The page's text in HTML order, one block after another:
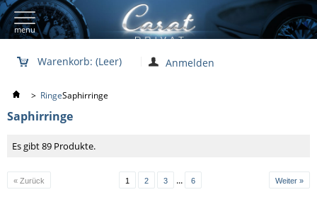
menu
Warenkorb: (Leer) Anmelden
> RingeSaphirringe
Saphirringe
Es gibt 89 Produkte.
« Zurück 1 2 3 ... 6 Weiter »